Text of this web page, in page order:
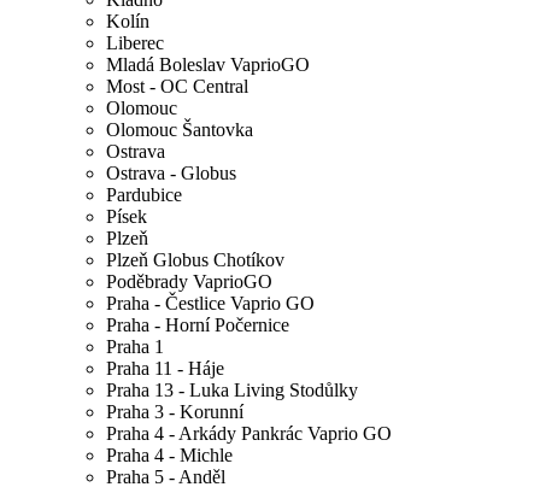
Kolín
Liberec
Mladá Boleslav VaprioGO
Most - OC Central
Olomouc
Olomouc Šantovka
Ostrava
Ostrava - Globus
Pardubice
Písek
Plzeň
Plzeň Globus Chotíkov
Poděbrady VaprioGO
Praha - Čestlice Vaprio GO
Praha - Horní Počernice
Praha 1
Praha 11 - Háje
Praha 13 - Luka Living Stodůlky
Praha 3 - Korunní
Praha 4 - Arkády Pankrác Vaprio GO
Praha 4 - Michle
Praha 5 - Anděl